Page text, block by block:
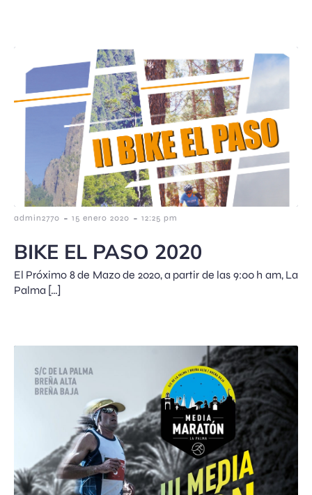
admin2770 - 15 enero 2020 - 12:25 pm
BIKE EL PASO 2020
El Próximo 8 de Mazo de 2020, a partir de las 9:00 h am, La
Palma […]